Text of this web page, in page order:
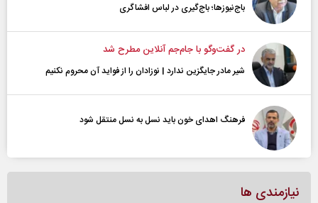
باج‌نیوزها؛ باج‌گیری در لباس افشاگری
در گفت‌و‌گو با جام‌جم آنلاین مطرح شد
شیر مادر جایگزین ندارد | نوزادان را از فواید آن محروم نکنیم
فرهنگ اهدای خون باید نسل به نسل منتقل شود
نیازمندی ها